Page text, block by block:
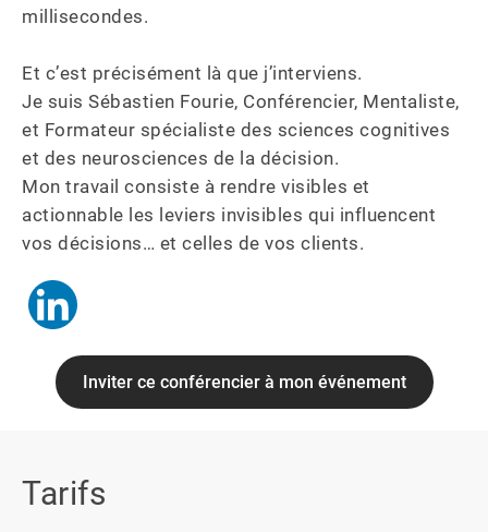
millisecondes.
Et c’est précisément là que j’interviens.
Je suis Sébastien Fourie, Conférencier, Mentaliste,
et Formateur spécialiste des sciences cognitives
et des neurosciences de la décision.
Mon travail consiste à rendre visibles et
actionnable les leviers invisibles qui influencent
vos décisions… et celles de vos clients.
Inviter ce conférencier à mon événement
Tarifs